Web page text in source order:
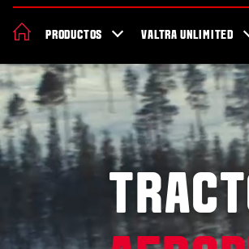
Salud y seguridad trabajando
PRODUCTOS VALTRA UNLIMITED